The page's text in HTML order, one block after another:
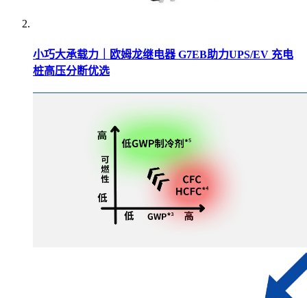
小巧大承载力｜欧姆龙继电器 G7EB助力UPS/EV 充电
桩高压分断优选